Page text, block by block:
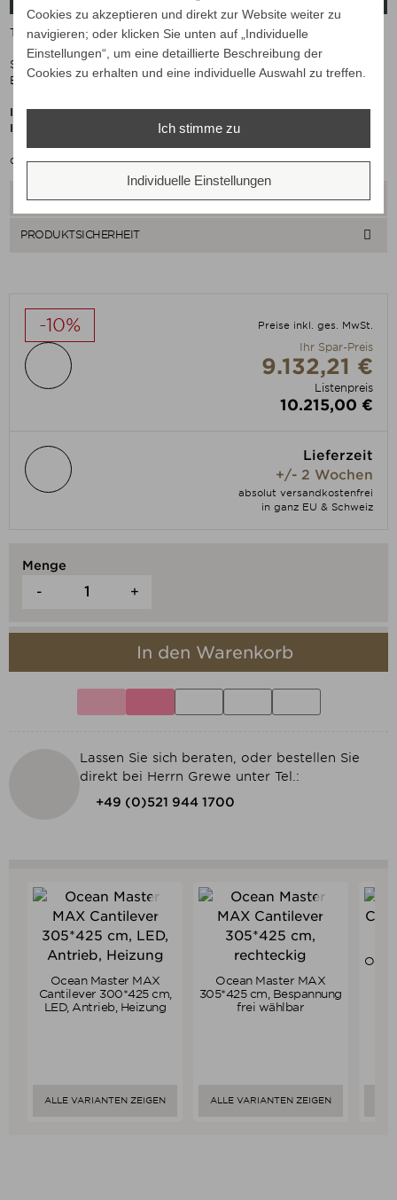
Tuuci Ocean Master Max Single Cantilever, 305 x 305 cm
Schirmmast Aluminium poliert, farbig lackiert oder Holzoptik
Bespannung Sunbrella®-Stoff mit Windhaube und Acorn Spitze
Inkl. Starkwindstabilisatoren
Inkl. Kurbelmechanismus
optional mit dunkelgrauer Schutzhülle
ABMESSUNG 
PRODUKTSICHERHEIT 
-10% Preise inkl. ges. MwSt.
Ihr Spar-Preis
9.132,21 €
Listenpreis
10.215,00 €
Lieferzeit
+/- 2 Wochen
absolut versandkostenfrei
in ganz EU & Schweiz
Menge
- +
In den Warenkorb
Lassen Sie sich beraten, oder bestellen Sie
direkt bei Herrn Grewe unter Tel.:
+49 (0)521 944 1700
Verkaufspreis
ab 19.475,00 €
Preis
17.410,65 €
Ocean Master MAX
Cantilever 300*425 cm,
LED, Antrieb, Heizung
ALLE VARIANTEN ZEIGEN
Verkaufspreis
ab 11.705,00 €
Preis
10.464,27 €
Ocean Master MAX
305*425 cm, Bespannung
frei wählbar
ALLE VARIANTEN ZEIGEN
Cookies zu akzeptieren und direkt zur Website weiter zu
navigieren; oder klicken Sie unten auf „Individuelle
Einstellungen“, um eine detaillierte Beschreibung der
Cookies zu erhalten und eine individuelle Auswahl zu treffen.
Ich stimme zu
Individuelle Einstellungen